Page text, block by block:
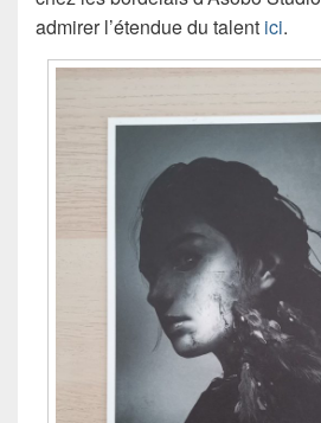
admirer l’étendue du talent ici.